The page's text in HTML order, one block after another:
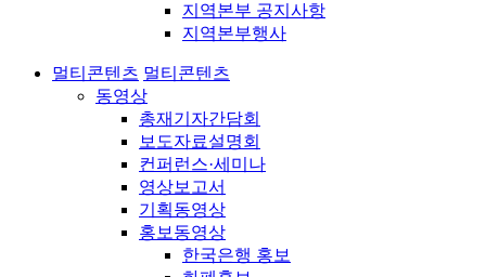
지역본부 공지사항
지역본부행사
멀티콘텐츠 멀티콘텐츠
동영상
총재기자간담회
보도자료설명회
컨퍼런스·세미나
영상보고서
기획동영상
홍보동영상
한국은행 홍보